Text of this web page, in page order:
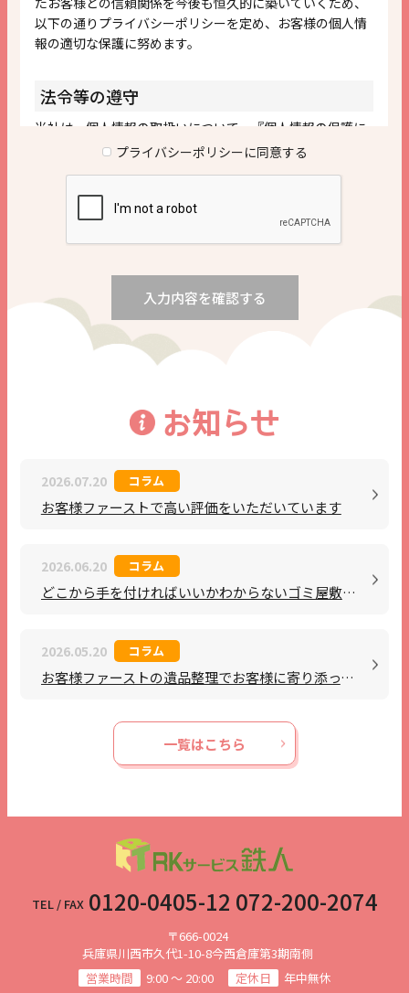
プライバシーポリシーに同意する
お知らせ
2026.07.20 コラム
お客様ファーストで高い評価をいただいています
2026.06.20 コラム
どこから手を付ければいいかわからないゴミ屋敷整理もお任せください
2026.05.20 コラム
お客様ファーストの遺品整理でお客様に寄り添っています
一覧はこちら
TEL / FAX 0120-0405-12 072-200-2074
〒666-0024
兵庫県川西市久代1-10-8今西倉庫第3期南側
営業時間
9:00 ～ 20:00 定休日 年中無休